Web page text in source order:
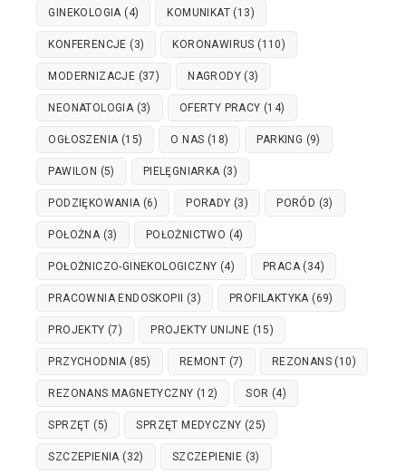
GINEKOLOGIA(4) KOMUNIKAT (13)
KONFERENCJE (3) KORONAWIRUS (110)
MODERNIZACJE (37) NAGRODY (3)
NEONATOLOGIA(3) OFERTY PRACY (14)
OGŁOSZENIA(15) O NAS (18) PARKING (9)
PAWILON (5) PIELĘGNIARKA(3)
PODZIĘKOWANIA(6) PORADY (3) PORÓD (3)
POŁOŻNA(3) POŁOŻNICTWO (4)
POŁOŻNICZO-GINEKOLOGICZNY (4) PRACA(34)
PRACOWNIA ENDOSKOPII (3) PROFILAKTYKA(69)
PROJEKTY (7) PROJEKTY UNIJNE (15)
PRZYCHODNIA(85) REMONT (7) REZONANS (10)
REZONANS MAGNETYCZNY (12) SOR (4)
SPRZĘT (5) SPRZĘT MEDYCZNY (25)
SZCZEPIENIA(32) SZCZEPIENIE (3)